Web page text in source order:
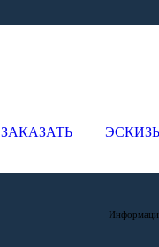
ЗАКАЗАТЬ